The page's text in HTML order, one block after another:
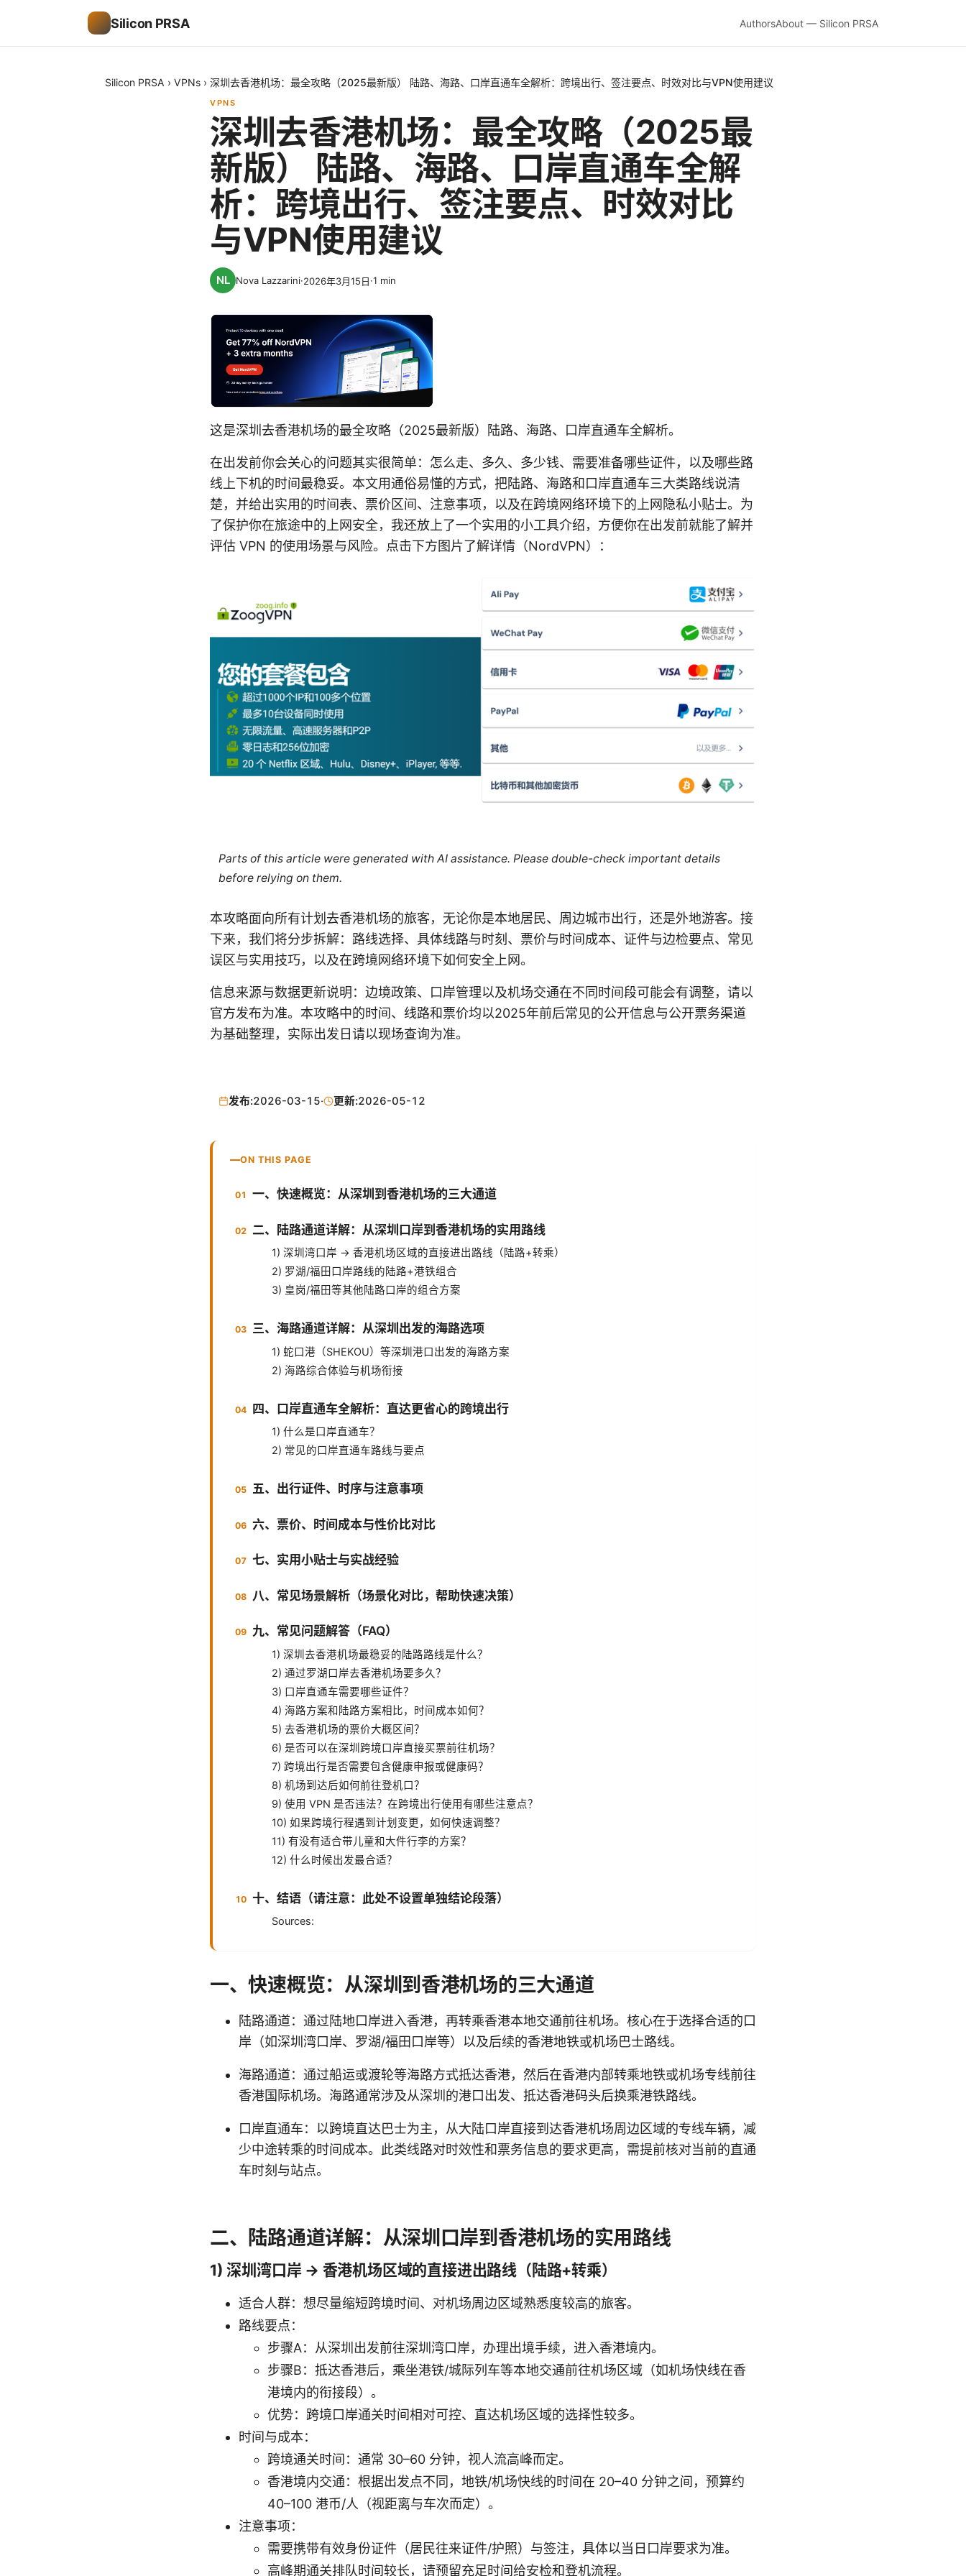
Silicon PRSA AuthorsAbout — Silicon PRSA
Silicon PRSA › VPNs › 深圳去香港机场：最全攻略（2025最新版） 陆路、海路、口岸直通车全解析：跨境出行、签注要点、时效对比与VPN使用建议
VPNS
深圳去香港机场：最全攻略（2025最
新版） 陆路、海路、口岸直通车全解
析：跨境出行、签注要点、时效对比
与VPN使用建议
Nova Lazzarini·2026年3月15日·1 min
这是深圳去香港机场的最全攻略（2025最新版）陆路、海路、口岸直通车全解析。
在出发前你会关心的问题其实很简单：怎么走、多久、多少钱、需要准备哪些证件，以及哪些路
线上下机的时间最稳妥。本文用通俗易懂的方式，把陆路、海路和口岸直通车三大类路线说清
楚，并给出实用的时间表、票价区间、注意事项，以及在跨境网络环境下的上网隐私小贴士。为
了保护你在旅途中的上网安全，我还放上了一个实用的小工具介绍，方便你在出发前就能了解并
评估 VPN 的使用场景与风险。点击下方图片了解详情（NordVPN）：
Parts of this article were generated with AI assistance. Please double-check important details
before relying on them.
本攻略面向所有计划去香港机场的旅客，无论你是本地居民、周边城市出行，还是外地游客。接
下来，我们将分步拆解：路线选择、具体线路与时刻、票价与时间成本、证件与边检要点、常见
误区与实用技巧，以及在跨境网络环境下如何安全上网。
信息来源与数据更新说明：边境政策、口岸管理以及机场交通在不同时间段可能会有调整，请以
官方发布为准。本攻略中的时间、线路和票价均以2025年前后常见的公开信息与公开票务渠道
为基础整理，实际出发日请以现场查询为准。
发布:2026-03-15· 更新:2026-05-12
ON THIS PAGE
一、快速概览：从深圳到香港机场的三大通道
二、陆路通道详解：从深圳口岸到香港机场的实用路线
1) 深圳湾口岸 → 香港机场区域的直接进出路线（陆路+转乘）
2) 罗湖/福田口岸路线的陆路+港铁组合
3) 皇岗/福田等其他陆路口岸的组合方案
三、海路通道详解：从深圳出发的海路选项
1) 蛇口港（SHEKOU）等深圳港口出发的海路方案
2) 海路综合体验与机场衔接
四、口岸直通车全解析：直达更省心的跨境出行
1) 什么是口岸直通车？
2) 常见的口岸直通车路线与要点
五、出行证件、时序与注意事项
六、票价、时间成本与性价比对比
七、实用小贴士与实战经验
八、常见场景解析（场景化对比，帮助快速决策）
九、常见问题解答（FAQ）
1) 深圳去香港机场最稳妥的陆路路线是什么？
2) 通过罗湖口岸去香港机场要多久？
3) 口岸直通车需要哪些证件？
4) 海路方案和陆路方案相比，时间成本如何？
5) 去香港机场的票价大概区间？
6) 是否可以在深圳跨境口岸直接买票前往机场？
7) 跨境出行是否需要包含健康申报或健康码？
8) 机场到达后如何前往登机口？
9) 使用 VPN 是否违法？在跨境出行使用有哪些注意点？
10) 如果跨境行程遇到计划变更，如何快速调整？
11) 有没有适合带儿童和大件行李的方案？
12) 什么时候出发最合适？
十、结语（请注意：此处不设置单独结论段落）
Sources:
一、快速概览：从深圳到香港机场的三大通道
陆路通道：通过陆地口岸进入香港，再转乘香港本地交通前往机场。核心在于选择合适的口
岸（如深圳湾口岸、罗湖/福田口岸等）以及后续的香港地铁或机场巴士路线。
海路通道：通过船运或渡轮等海路方式抵达香港，然后在香港内部转乘地铁或机场专线前往
香港国际机场。海路通常涉及从深圳的港口出发、抵达香港码头后换乘港铁路线。
口岸直通车：以跨境直达巴士为主，从大陆口岸直接到达香港机场周边区域的专线车辆，减
少中途转乘的时间成本。此类线路对时效性和票务信息的要求更高，需提前核对当前的直通
车时刻与站点。
二、陆路通道详解：从深圳口岸到香港机场的实用路线
1) 深圳湾口岸 → 香港机场区域的直接进出路线（陆路+转乘）
适合人群：想尽量缩短跨境时间、对机场周边区域熟悉度较高的旅客。
路线要点：
步骤A：从深圳出发前往深圳湾口岸，办理出境手续，进入香港境内。
步骤B：抵达香港后，乘坐港铁/城际列车等本地交通前往机场区域（如机场快线在香
港境内的衔接段）。
优势：跨境口岸通关时间相对可控、直达机场区域的选择性较多。
时间与成本：
跨境通关时间：通常 30–60 分钟，视人流高峰而定。
香港境内交通：根据出发点不同，地铁/机场快线的时间在 20–40 分钟之间，预算约
40–100 港币/人（视距离与车次而定）。
注意事项：
需要携带有效身份证件（居民往来证件/护照）与签注，具体以当日口岸要求为准。
高峰期通关排队时间较长，请预留充足时间给安检和登机流程。